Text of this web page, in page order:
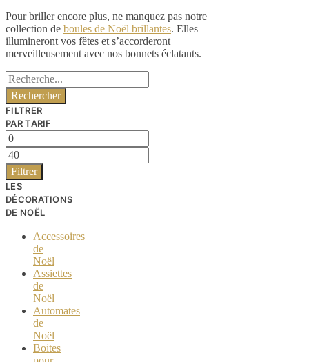
Pour briller encore plus, ne manquez pas notre
collection de boules de Noël brillantes. Elles
illumineront vos fêtes et s’accorderont
merveilleusement avec nos bonnets éclatants.
Rechercher :
FILTRER
PAR TARIF
Prix
min
Prix
max
Filtrer
LES
DÉCORATIONS
DE NOËL
Accessoires
de
Noël
Assiettes
de
Noël
Automates
de
Noël
Boites